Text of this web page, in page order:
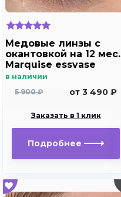
Медовые линзы c
окантовкой на 12 мес.
Marquise essvase
brown
в наличии
5 900 ₽
от 3 490 ₽
Заказать в 1 клик
Подробнее